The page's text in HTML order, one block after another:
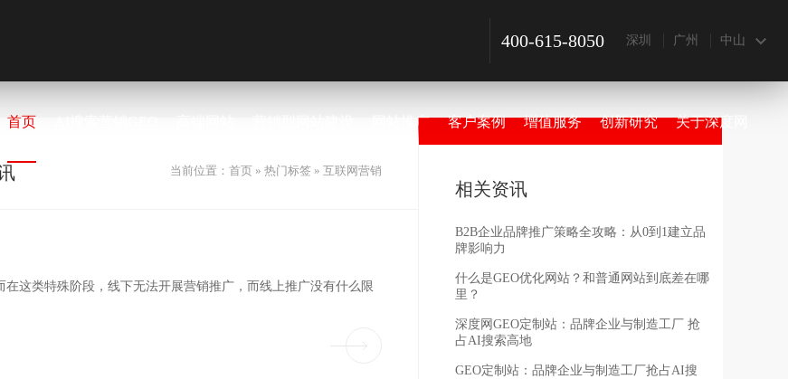
深圳 广州 中山
400-615-8050
首页 网站推广 客户案例 增值服务 创新研究 关于深度网
当前位置： 首页» 热门标签» 互联网营销
这类特殊阶段，线下无法开展营销推广，而线上推广没有什么限
相关资讯
B2B企业品牌推广策略全攻略：从0到1建立品
牌影响力
什么是GEO优化网站？和普通网站到底差在哪
里？
深度网GEO定制站：品牌企业与制造工厂 抢
占AI搜索高地
GEO定制站：品牌企业与制造工厂抢占AI搜